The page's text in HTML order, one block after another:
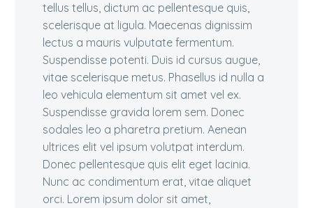
tellus tellus, dictum ac pellentesque quis,
scelerisque at ligula. Maecenas dignissim
lectus a mauris vulputate fermentum.
Suspendisse potenti. Duis id cursus augue,
vitae scelerisque metus. Phasellus id nulla a
leo vehicula elementum sit amet vel ex.
Suspendisse gravida lorem sem. Donec
sodales leo a pharetra pretium. Aenean
ultrices elit vel ipsum volutpat interdum.
Donec pellentesque quis elit eget lacinia.
Nunc ac condimentum erat, vitae aliquet
orci. Lorem ipsum dolor sit amet,